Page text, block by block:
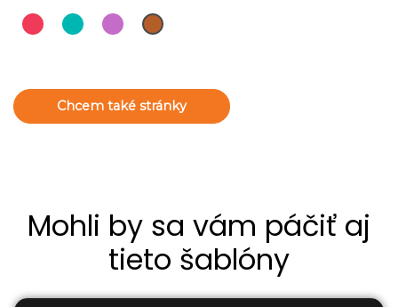
Chcem také stránky
Mohli by sa vám páčiť aj
tieto šablóny